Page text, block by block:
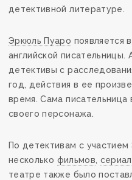
детективной литературе.
Эркюль Пуаро появляется
английской писательницы.
детективы с
год, действия в ее
время. Сама
своего персонажа.
По детективам с
несколько фильмов
театре также было